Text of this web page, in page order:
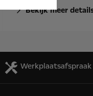
Bekijk meer
Werkplaatsafspraak